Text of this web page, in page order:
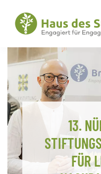
Hauptnavigation
springen
Inhalt
springen
Fußzeile
springen
des
Stiftens
für
Engagierte
13.
FÜR